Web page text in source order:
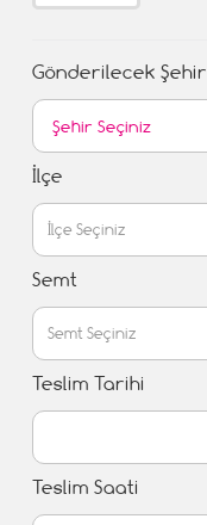
Gönderilecek Şehir
İlçe
Semt
Teslim Tarihi
Teslim Saati